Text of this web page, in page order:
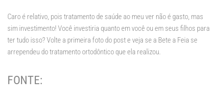
Caro é relativo, pois tratamento de saúde ao meu ver não é gasto, mas
sim investimento! Você investiria quanto em você ou em seus filhos para
ter tudo isso? Volte a primeira foto do post e veja se a Bete a Feia se
arrependeu do tratamento ortodôntico que ela realizou.
FONTE: